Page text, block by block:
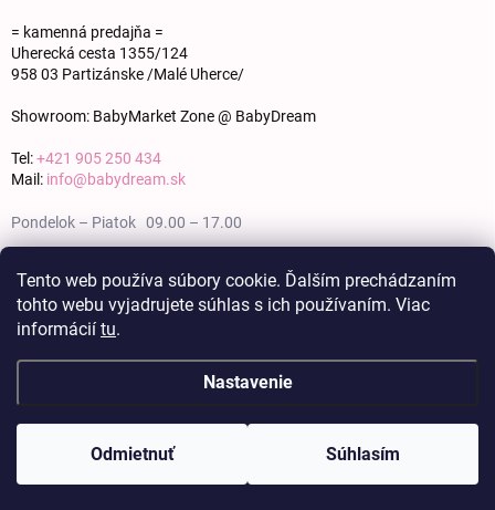
Tento web používa súbory cookie. Ďalším prechádzaním
tohto webu vyjadrujete súhlas s ich používaním. Viac
informácií tu.
Nastavenie
Odmietnuť Súhlasím
= kamenná predajňa =
Uherecká cesta 1355/124
958 03 Partizánske /Malé Uherce/
Showroom: BabyMarket Zone @ BabyDream
Tel:+421 905 250 434
Mail: info@babydream.sk
Pondelok – Piatok 09.00 – 17.00
Nedeľa zatvorené
Vytvoril Shoptet
Copyright 2026BABY DREAM. Všetky práva vyhradené.Upraviť nastavenie